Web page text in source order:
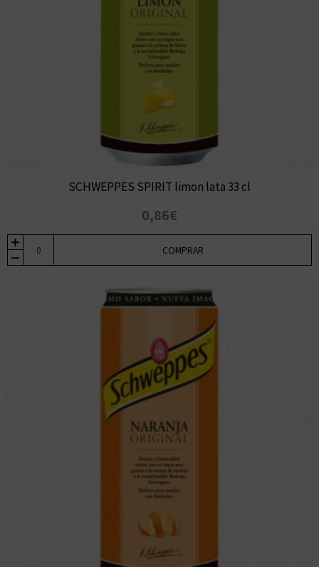
SCHWEPPES SPIRIT limon lata 33 cl
0,86€
COMPRAR